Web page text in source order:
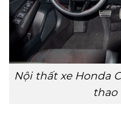
Nội thất xe Honda
thao